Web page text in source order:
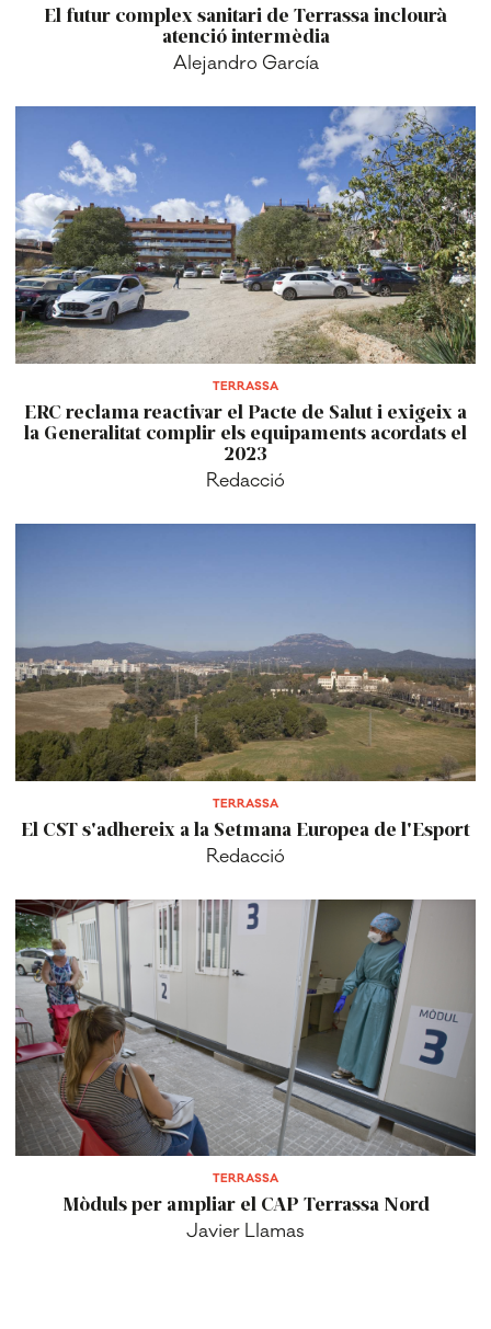
El futur complex sanitari de Terrassa inclourà
atenció intermèdia
Alejandro García
TERRASSA
ERC reclama reactivar el Pacte de Salut i exigeix a
la Generalitat complir els equipaments acordats el
2023
Redacció
TERRASSA
El CST s'adhereix a la Setmana Europea de l'Esport
Redacció
TERRASSA
Mòduls per ampliar el CAP Terrassa Nord
Javier Llamas